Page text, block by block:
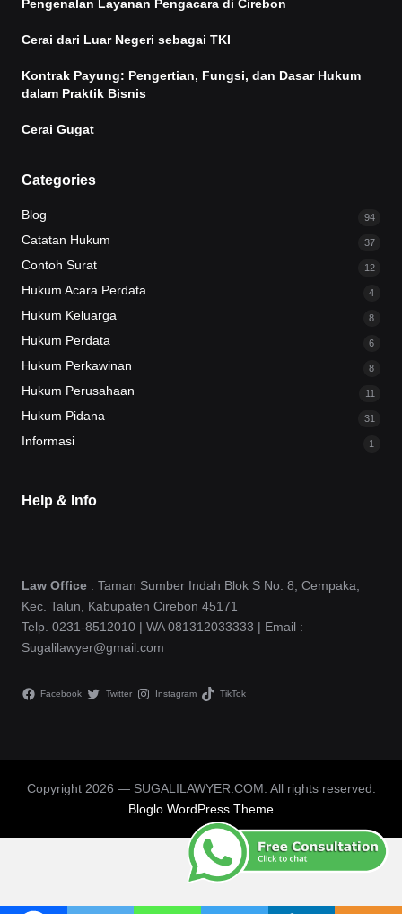
Pengenalan Layanan Pengacara di Cirebon
Cerai dari Luar Negeri sebagai TKI
Kontrak Payung: Pengertian, Fungsi, dan Dasar Hukum
dalam Praktik Bisnis
Cerai Gugat
Categories
Blog 94
Catatan Hukum 37
Contoh Surat 12
Hukum Acara Perdata 4
Hukum Keluarga 8
Hukum Perdata 6
Hukum Perkawinan 8
Hukum Perusahaan 11
Hukum Pidana 31
Informasi 1
Help & Info
Law Office : Taman Sumber Indah Blok S No. 8, Cempaka,
Kec. Talun, Kabupaten Cirebon 45171
Telp. 0231-8512010 | WA 081312033333 | Email :
Sugalilawyer@gmail.com
Facebook Twitter Instagram TikTok
Copyright 2026 — SUGALILAWYER.COM. All rights reserved.
Bloglo WordPress Theme